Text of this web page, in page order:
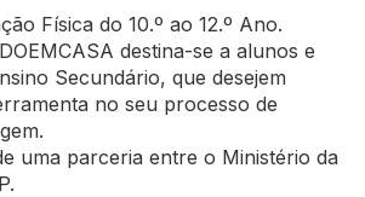
Física do 10.º ao 12.º Ano.
destina-se a alunos e
Secundário, que desejem
no seu processo de
uma parceria entre o Ministério da